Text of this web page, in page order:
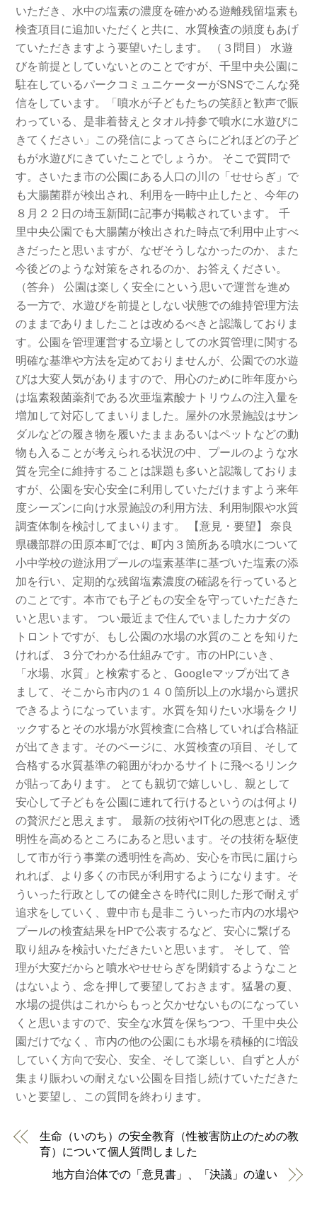
いただき、水中の塩素の濃度を確かめる遊離残留塩素も
検査項目に追加いただくと共に、水質検査の頻度もあげ
ていただきますよう要望いたします。 （３問目） 水遊
びを前提としていないとのことですが、千里中央公園に
駐在しているパークコミュニケーターがSNSでこんな発
信をしています。「噴水が子どもたちの笑顔と歓声で賑
わっている、是非着替えとタオル持参で噴水に水遊びに
きてください」この発信によってさらにどれほどの子ど
もが水遊びにきていたことでしょうか。 そこで質問で
す。さいたま市の公園にある人口の川の「せせらぎ」で
も大腸菌群が検出され、利用を一時中止したと、今年の
８月２２日の埼玉新聞に記事が掲載されています。 千
里中央公園でも大腸菌が検出された時点で利用中止すべ
きだったと思いますが、なぜそうしなかったのか、また
今後どのような対策をされるのか、お答えください。
（答弁） 公園は楽しく安全にという思いで運営を進め
る一方で、水遊びを前提としない状態での維持管理方法
のままでありましたことは改めるべきと認識しておりま
す。公園を管理運営する立場としての水質管理に関する
明確な基準や方法を定めておりませんが、公園での水遊
びは大変人気がありますので、用心のために昨年度から
は塩素殺菌薬剤である次亜塩素酸ナトリウムの注入量を
増加して対応してまいりました。屋外の水景施設はサン
ダルなどの履き物を履いたままあるいはペットなどの動
物も入ることが考えられる状況の中、プールのような水
質を完全に維持することは課題も多いと認識しておりま
すが、公園を安心安全に利用していただけますよう来年
度シーズンに向け水景施設の利用方法、利用制限や水質
調査体制を検討してまいります。 【意見・要望】 奈良
県磯部群の田原本町では、町内３箇所ある噴水について
小中学校の遊泳用プールの塩素基準に基づいた塩素の添
加を行い、定期的な残留塩素濃度の確認を行っていると
のことです。本市でも子どもの安全を守っていただきた
いと思います。 つい最近まで住んでいましたカナダの
トロントですが、もし公園の水場の水質のことを知りた
ければ、３分でわかる仕組みです。市のHPにいき、
「水場、水質」と検索すると、Googleマップが出てき
まして、そこから市内の１４０箇所以上の水場から選択
できるようになっています。水質を知りたい水場をクリ
ックするとその水場が水質検査に合格していれば合格証
が出てきます。そのページに、水質検査の項目、そして
合格する水質基準の範囲がわかるサイトに飛べるリンク
が貼ってあります。 とても親切で嬉しいし、親として
安心して子どもを公園に連れて行けるというのは何より
の贅沢だと思えます。 最新の技術やIT化の恩恵とは、透
明性を高めるところにあると思います。その技術を駆使
して市が行う事業の透明性を高め、安心を市民に届けら
れれば、より多くの市民が利用するようになります。そ
ういった行政としての健全さを時代に則した形で耐えず
追求をしていく、豊中市も是非こういった市内の水場や
プールの検査結果をHPで公表するなど、安心に繋げる
取り組みを検討いただきたいと思います。 そして、管
理が大変だからと噴水やせせらぎを閉鎖するようなこと
はないよう、念を押して要望しておきます。猛暑の夏、
水場の提供はこれからもっと欠かせないものになってい
くと思いますので、安全な水質を保ちつつ、千里中央公
園だけでなく、市内の他の公園にも水場を積極的に増設
していく方向で安心、安全、そして楽しい、自ずと人が
集まり賑わいの耐えない公園を目指し続けていただきた
いと要望し、この質問を終わります。
生命（いのち）の安全教育（性被害防止のための教
育）について個人質問しました
地方自治体での「意見書」、「決議」の違い